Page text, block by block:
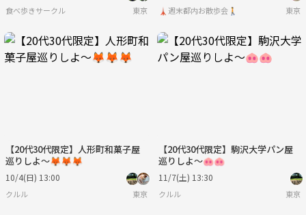
食べ歩きサークル 東京 🗼週末都内お散歩会🚶 東京
【20代30代限定】人形町和菓子屋
巡りしよ〜🦊🦊🦊
10/4(日) 13:00
クルル 東京
【20代30代限定】駒沢大学パン屋
巡りしよ〜🐽🐽
11/7(土) 13:30
クルル 東京